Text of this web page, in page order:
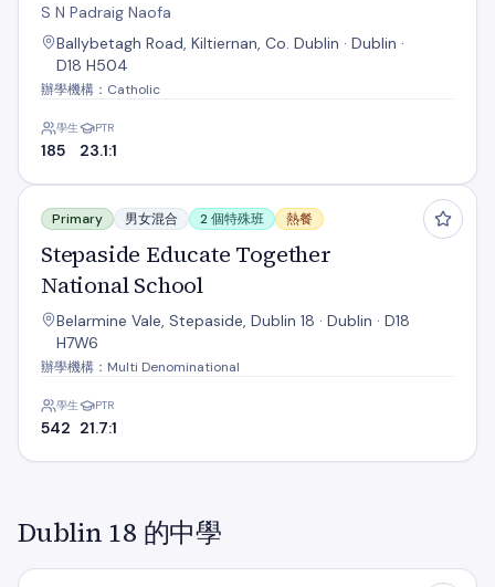
S N Padraig Naofa
Ballybetagh Road, Kiltiernan, Co. Dublin · Dublin ·
D18 H504
辦學機構：Catholic
學生
185
PTR
23.1:1
Stepaside Educate Together National School
Primary 男女混合 2 個特殊班 熱餐
Stepaside Educate Together
National School
Belarmine Vale, Stepaside, Dublin 18 · Dublin · D18
H7W6
辦學機構：Multi Denominational
學生
542
PTR
21.7:1
Dublin 18 的中學
Cabinteely Community School